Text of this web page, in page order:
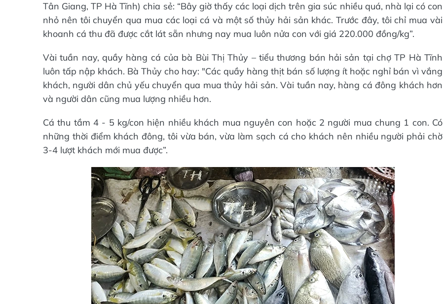
Tân Giang, TP Hà Tĩnh) chia sẻ: “Bây giờ thấy các loại dịch trên gia súc nhiều quá, nhà lại có con
nhỏ nên tôi chuyển qua mua các loại cá và một số thủy hải sản khác. Trước đây, tôi chỉ mua vài
khoanh cá thu đã được cắt lát sẵn nhưng nay mua luôn nửa con với giá 220.000 đồng/kg”.
Vài tuần nay, quầy hàng cá của bà Bùi Thị Thủy – tiểu thương bán hải sản tại chợ TP Hà Tĩnh
luôn tấp nập khách. Bà Thủy cho hay: "Các quầy hàng thịt bán số lượng ít hoặc nghỉ bán vì vắng
khách, người dân chủ yếu chuyển qua mua thủy hải sản. Vài tuần nay, hàng cá đông khách hơn
và người dân cũng mua lượng nhiều hơn.
Cá thu tầm 4 - 5 kg/con hiện nhiều khách mua nguyên con hoặc 2 người mua chung 1 con. Có
những thời điểm khách đông, tôi vừa bán, vừa làm sạch cá cho khách nên nhiều người phải chờ
3-4 lượt khách mới mua được”.